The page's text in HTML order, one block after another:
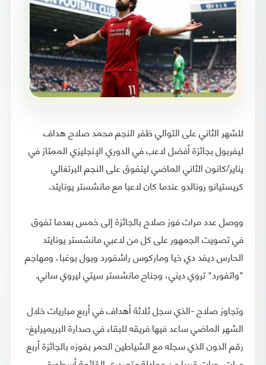
للشهر الثاني على التوالي ظفر النجم محمد صلاح هداف
ليفربول بجائزة أفضل لاعب في الدوري الإنجليزي الممتاز في
يناير/كانون الثاني الماضي ليتفوق على النجم البرتغالي
كريستيانو رونالدو عندما كان لاعبا مع مانشستر يونايتد.
ووصل عدد مرات فوز صلاح بالجائزة إلى خمس بعدما تفوق
في تصويت الجمهور على كل من لاعبي مانشستر يونايتد
الحارس ديفد دي خيا وماركوس راشفورد وبول بوغبا، ومهاجم
"واتفورد" تروي ديني، وجناح مانشستر سيتي ليروي ساني.
وتجاوز صلاح -الذي سجل ثلاثة أهداف في أربع مباريات خلال
الشهر الماضي ساعد فيها فريقه للبقاء في صدارة البريميرليغ-
رقم الدون الذي سجله مع الشياطين الحمر بفوزه بالجائزة أربع